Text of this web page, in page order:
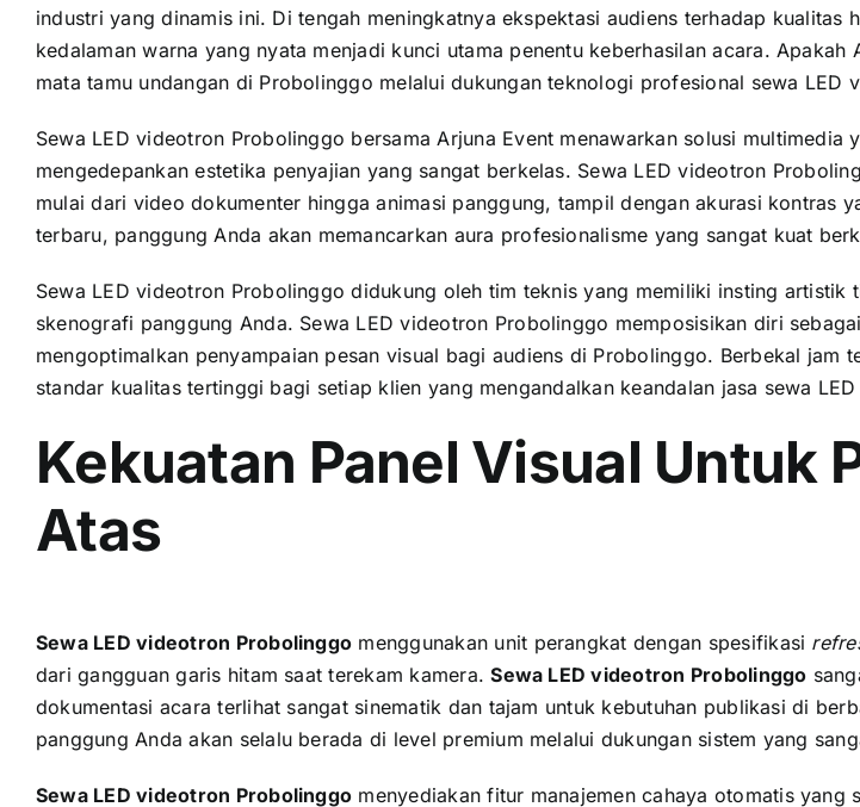
industri yang dinamis ini. Di tengah meningkatnya ekspektasi audiens terhadap
kedalaman warna yang nyata menjadi kunci utama penentu keberhasilan acara.
mata tamu undangan di Probolinggo melalui dukungan teknologi profesional sewa LED
Sewa LED videotron Probolinggo bersama Arjuna Event menawarkan solusi
mengedepankan estetika penyajian yang sangat berkelas. Sewa LED videotron
mulai dari video dokumenter hingga animasi panggung, tampil dengan akurasi kontras
terbaru, panggung Anda akan memancarkan aura profesionalisme yang sangat kuat
Sewa LED videotron Probolinggo didukung oleh tim teknis yang memiliki insting
skenografi panggung Anda. Sewa LED videotron Probolinggo memposisikan diri
mengoptimalkan penyampaian pesan visual bagi audiens di Probolinggo. Berbekal jam
standar kualitas tertinggi bagi setiap klien yang mengandalkan keandalan jasa sewa
Kekuatan Panel Visual Untuk
Atas
Sewa LED videotron Probolinggo menggunakan unit perangkat dengan spesifikasi
dari gangguan garis hitam saat terekam kamera.Sewa LED videotron Probolinggo
dokumentasi acara terlihat sangat sinematik dan tajam untuk kebutuhan publikasi di
panggung Anda akan selalu berada di level premium melalui dukungan sistem yang
Sewa LED videotron Probolinggo menyediakan fitur manajemen cahaya otomatis